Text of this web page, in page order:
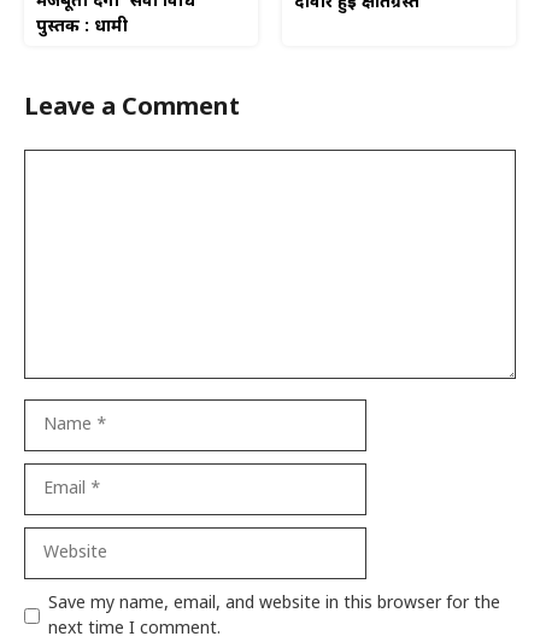
पुस्तक : धामी
Leave a Comment
Website
Save my name, email, and website in this browser for the
next time I comment.